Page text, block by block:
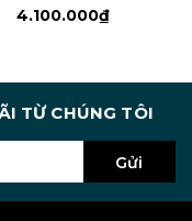
4.100.000₫
TỪ CHÚNG TÔI
Gửi